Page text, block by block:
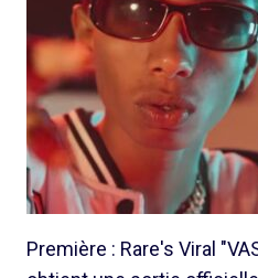
Première : Rare's Viral